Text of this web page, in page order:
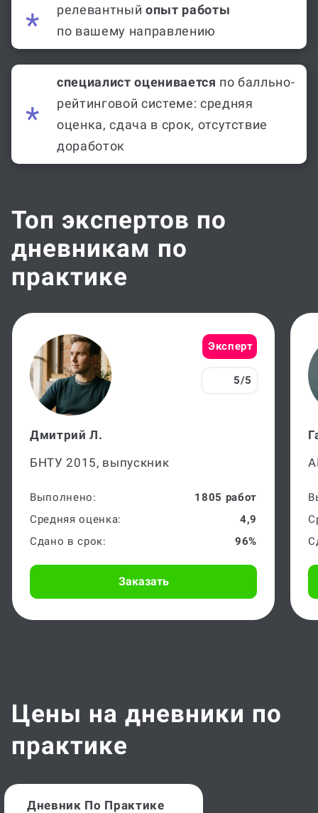
релевантный опыт работы
по вашему направлению
специалист оценивается по балльно-
рейтинговой системе: средняя
оценка, сдача в срок, отсутствие
доработок
Топ экспертов по
дневникам по
практике
Эксперт
5/5
Дмитрий Л.
БНТУ 2015, выпускник
Выполнено:
1805 работ
Средняя оценка:
4,9
Сдано в срок:
96%
Заказать
Цены на дневники по
практике
Дневник По Практике